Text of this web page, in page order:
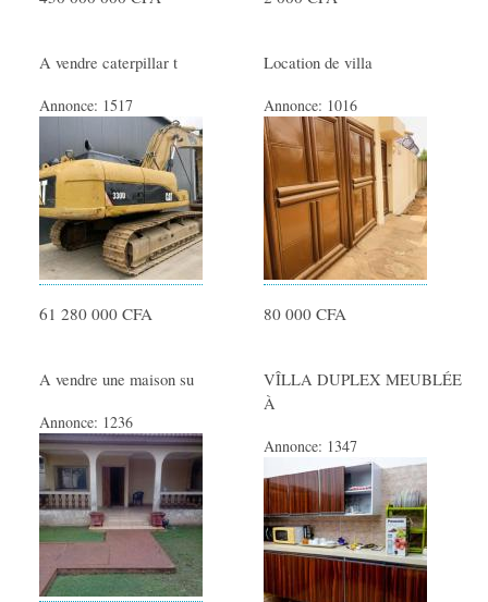
A vendre caterpillar t
Annonce: 1517
61 280 000 CFA
Location de villa
Annonce: 1016
80 000 CFA
A vendre une maison su
Annonce: 1236
VÎLLA DUPLEX MEUBLÉE
À
Annonce: 1347